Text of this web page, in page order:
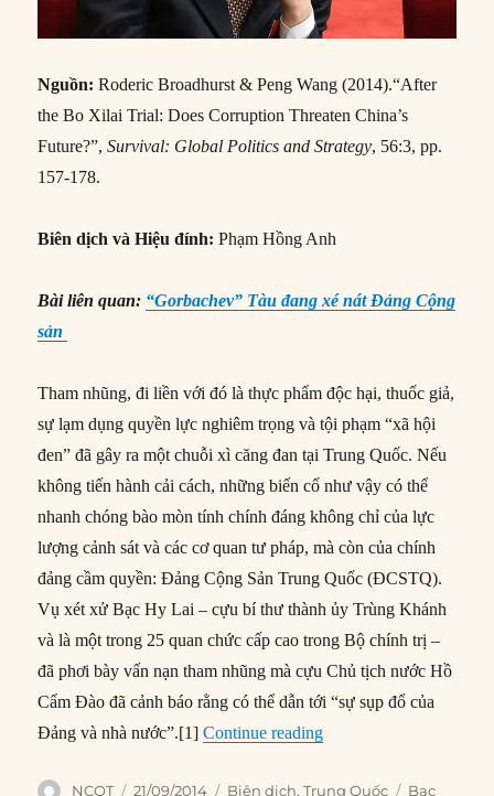
Nguồn: Roderic Broadhurst & Peng Wang (2014).“After
the Bo Xilai Trial: Does Corruption Threaten China’s
Future?”,Survival: Global Politics and Strategy, 56:3, pp.
157-178.
Biên dịch và Hiệu đính: Phạm Hồng Anh
Bài liên quan: “Gorbachev” Tàu đang xé nát Đảng Cộng
sản
Tham nhũng, đi liền với đó là thực phẩm độc hại, thuốc giả,
sự lạm dụng quyền lực nghiêm trọng và tội phạm “xã hội
đen” đã gây ra một chuỗi xì căng đan tại Trung Quốc. Nếu
không tiến hành cải cách, những biến cố như vậy có thể
nhanh chóng bào mòn tính chính đáng không chỉ của lực
lượng cảnh sát và các cơ quan tư pháp, mà còn của chính
đảng cầm quyền: Đảng Cộng Sản Trung Quốc (ĐCSTQ).
Vụ xét xử Bạc Hy Lai – cựu bí thư thành ủy Trùng Khánh
và là một trong 25 quan chức cấp cao trong Bộ chính trị –
đã phơi bày vấn nạn tham nhũng mà cựu Chủ tịch nước Hồ
Cẩm Đào đã cảnh báo rằng có thể dẫn tới “sự sụp đổ của
Đảng và nhà nước”.[1]Continue reading“#206 – Sau vụ xử
Author
NCQT
Posted
21/09/2014 Categories
Biên dịch,Trung Quốc Tags
Bạc